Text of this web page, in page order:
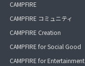
CAMPFIRE
CAMPFIRE コミュニティ
CAMPFIRE Creation
CAMPFIRE for Social Good
CAMPFIRE for Entertainment